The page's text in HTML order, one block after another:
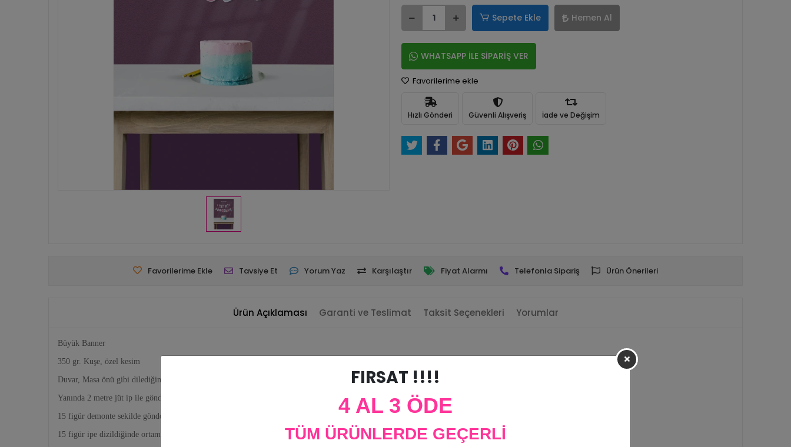
Sepete Ekle Hemen Al
WHATSAPP İLE SİPARİŞ VER
Favorilerime ekle
Hızlı Gönderi Güvenli Alışveriş İade ve Değişim
Favorilerime Ekle Tavsiye Et Yorum Yaz Karşılaştır Fiyat Alarmı Telefonla Sipariş Ürün Önerileri
Ürün Açıklaması Garanti ve Teslimat Taksit Seçenekleri Yorumlar
Büyük Banner
350 gr. Kuşe, özel kesim
Duvar, Masa önü gibi dilediğiniz yerde dekor olarak kullanabilirsiniz.
Yanında 2 metre jüt ip ile gönderilmektedir.
15 figür demonte sekilde gönderilmektedir.
15 figür ipe dizildiğinde ortama 150 cm uzunluğundadır. Tek figür ortalama 15 cm büyüklüğündedir.
FIRSAT !!!!
4 AL 3 ÖDE
TÜM ÜRÜNLERDE GEÇERLİ